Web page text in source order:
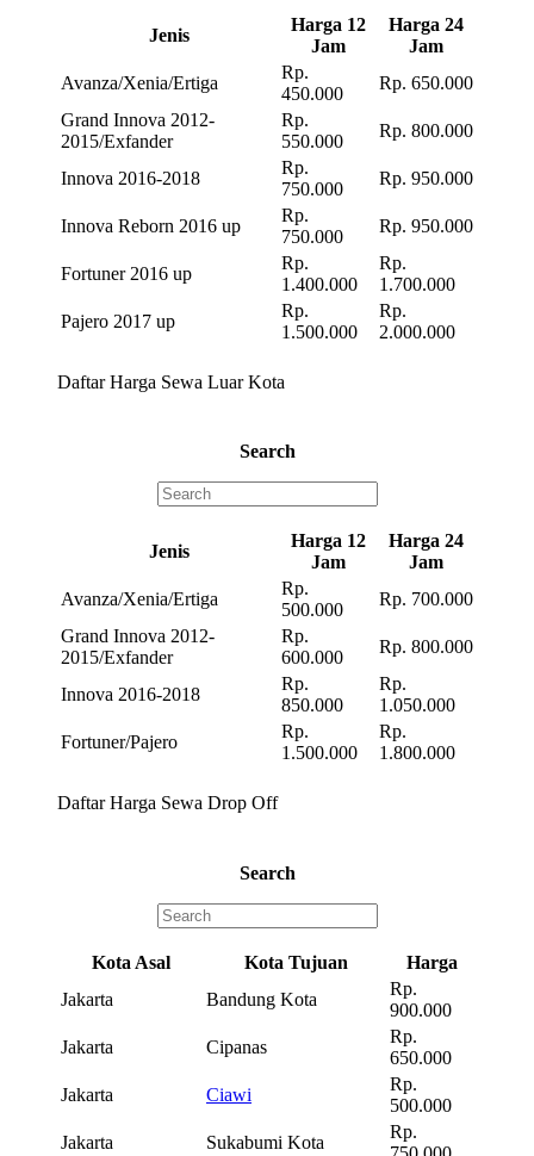
Jenis
Harga 12
Jam
Harga 24
Jam
Avanza/Xenia/Ertiga
Rp.
450.000
Rp. 650.000
Grand Innova 2012-
2015/Exfander
Rp.
550.000
Rp. 800.000
Innova 2016-2018
Rp.
750.000
Rp. 950.000
Innova Reborn 2016 up
Rp.
750.000
Rp. 950.000
Fortuner 2016 up
Rp.
1.400.000
Rp.
1.700.000
Pajero 2017 up
Rp.
1.500.000
Rp.
2.000.000
Daftar Harga Sewa Luar Kota
Search
Jenis
Harga 12
Jam
Harga 24
Jam
Avanza/Xenia/Ertiga
Rp.
500.000
Rp. 700.000
Grand Innova 2012-
2015/Exfander
Rp.
600.000
Rp. 800.000
Innova 2016-2018
Rp.
850.000
Rp.
1.050.000
Fortuner/Pajero
Rp.
1.500.000
Rp.
1.800.000
Daftar Harga Sewa Drop Off
Search
Kota Asal Kota Tujuan
Harga
Jakarta
Bandung Kota
Rp.
900.000
Jakarta
Cipanas
Rp.
650.000
Jakarta
Ciawi
Rp.
500.000
Jakarta
Sukabumi Kota
Rp.